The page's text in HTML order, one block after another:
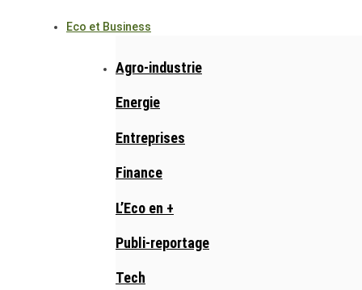
Eco et Business
Agro-industrie
Energie
Entreprises
Finance
L’Eco en +
Publi-reportage
Tech